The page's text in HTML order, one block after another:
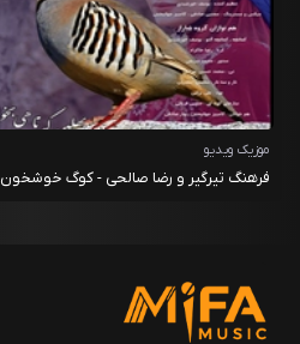
موزیک ویدیو
فرهنگ تیرگیر و رضا صالحی - کوگ خوشخون